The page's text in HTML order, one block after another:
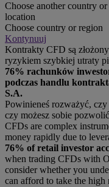
Choose another country
location
Choose country or region
Kontynuuj
Kontrakty CFD są
ryzykiem szybkiej utraty
76% rachunków
podczas handlu
S.A.
Powinieneś rozważyć,
czy możesz sobie
CFDs are complex
money rapidly due to
76% of retail investor
when trading CFDs with
consider whether you
can afford to take the